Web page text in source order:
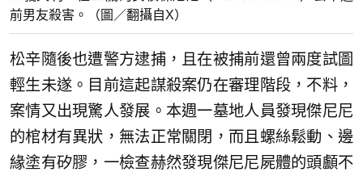
前男友殺害。（圖／翻攝自X）
松辛隨後也遭警方逮捕，且在被捕前還曾兩度試圖
輕生未遂。目前這起謀殺案仍在審理階段，不料，
案情又出現驚人發展。本週一墓地人員發現傑尼尼
的棺材有異狀，無法正常關閉，而且螺絲鬆動、邊
緣塗有矽膠，一檢查赫然發現傑尼尼屍體的頭顱不